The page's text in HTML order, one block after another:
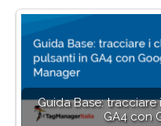
Guida Base:
GA4 con